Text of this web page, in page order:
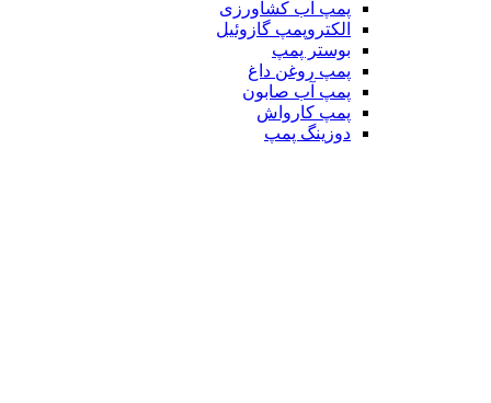
پمپ آب کشاورزی
الکتروپمپ گازوئیل
بوستر پمپ
پمپ روغن داغ
پمپ آب صابون
پمپ کارواش
دوزینگ پمپ